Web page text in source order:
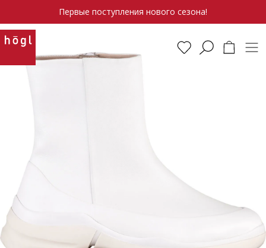
Первые поступления нового сезона!